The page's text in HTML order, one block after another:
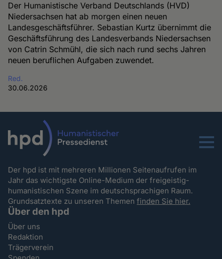
Der Humanistische Verband Deutschlands (HVD)
Niedersachsen hat ab morgen einen neuen
Landesgeschäftsführer. Sebastian Kurtz übernimmt die
Geschäftsführung des Landesverbands Niedersachsen
von Catrin Schmühl, die sich nach rund sechs Jahren
neuen beruflichen Aufgaben zuwendet.
Red.
30.06.2026
Menu
Der hpd ist mit mehreren Millionen Seitenaufrufen im
Jahr das wichtigste Online-Medium der freigeistig-
humanistischen Szene im deutschsprachigen Raum.
Grundsatztexte zu unseren Themenfinden Sie hier.
Über den hpd
Über uns
Redaktion
Trägerverein